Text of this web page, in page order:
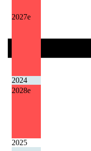
2027e
2028e
2024
2025